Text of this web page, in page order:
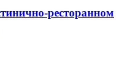
ресторанном